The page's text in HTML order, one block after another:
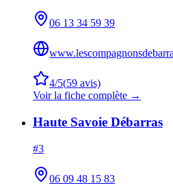
06 13 34 59 39
4/5(59 avis)
Voir la fiche complète →
Haute Savoie Débarras
#3
06 09 48 15 83